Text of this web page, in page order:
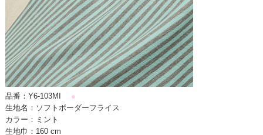
品番：Y6-103MI
●
生地名：ソフトボーダーフライス
カラー：ミント
生地巾：160 cm